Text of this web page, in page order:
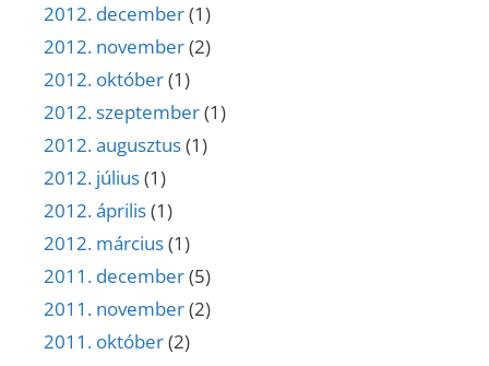
2012. december(1)
2012. november(2)
2012. október(1)
2012. szeptember(1)
2012. augusztus(1)
2012. július(1)
2012. április(1)
2012. március(1)
2011. december(5)
2011. november(2)
2011. október(2)